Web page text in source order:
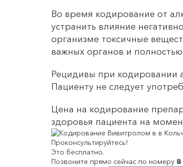
Во время кодирование от
устранить влияние
организме токсичные
важных органов и
Рецидивы при кодировании
Пациенту не следует
Цена на кодирование
здоровья пациента на
Проконсультируйтесь!
Это бесплатно.
Позвоните прямо сейчас по номеру 8